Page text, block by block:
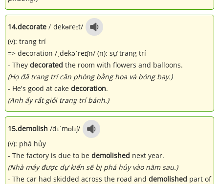
14.decorate /ˈdekəreɪt/
(v): trang trí
=> decoration /ˌdekəˈreɪʃn/ (n): sự trang trí
- They decorated the room with flowers and balloons.
(Họ đã trang trí căn phòng bằng hoa và bóng bay.)
- He's good at cake decoration.
(Anh ấy rất giỏi trang trí bánh.)
15.demolish /dɪˈmɒlɪʃ/
(v): phá hủy
- The factory is due to be demolished next year.
(Nhà máy được dự kiến sẽ bị phá hủy vào năm sau.)
- The car had skidded across the road and demolished part of